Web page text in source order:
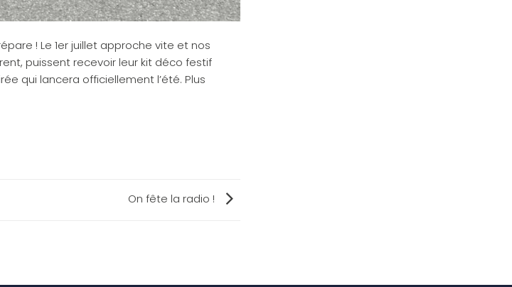
! Le 1er juillet approche vite et nos
puissent recevoir leur kit déco festif
qui lancera officiellement l’été. Plus
On fête la radio !